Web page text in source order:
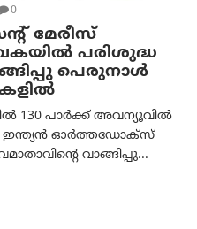
0
മേരീസ്
പരിശുദ്ധ
പെരുനാൾ
130 പാർക്ക് അവന്യൂവിൽ
ഇന്ത്യൻ ഓർത്തഡോക്സ്
വാങ്ങിപ്പു...